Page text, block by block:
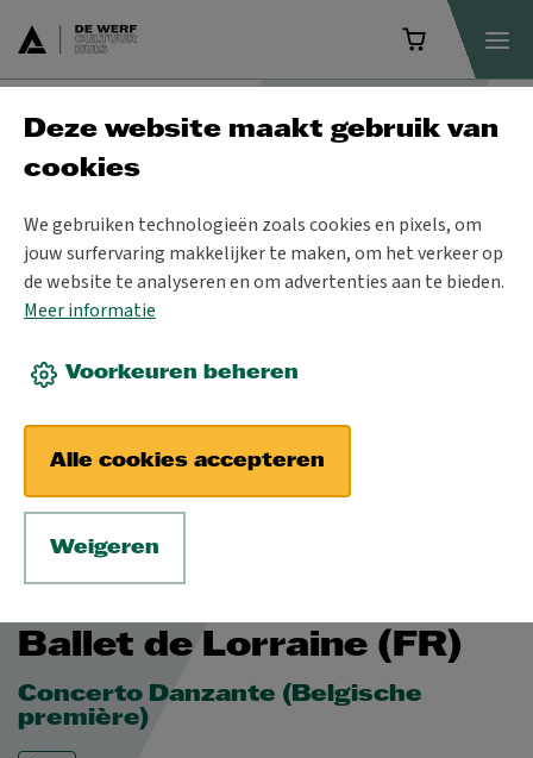
Programma
DO 4 FEB 2027
Ballet de Lorraine (FR)
Concerto Danzante (Belgische
première)
Deze website maakt gebruik van
cookies
We gebruiken technologieën zoals cookies en pixels, om
jouw surfervaring makkelijker te maken, om het verkeer op
de website te analyseren en om advertenties aan te bieden.
Meer informatie
Voorkeuren beheren
Alle cookies accepteren
Weigeren